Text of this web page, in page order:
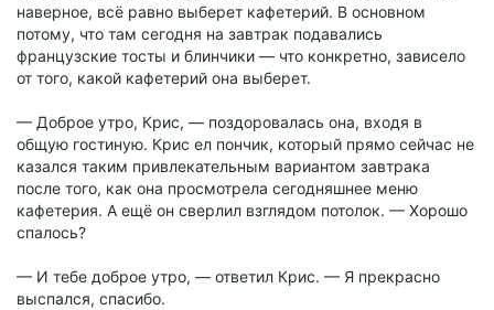
наверное, всё равно выберет кафетерий. В основном
потому, что там сегодня на завтрак подавались
французские тосты и блинчики — что конкретно, зависело
от того, какой кафетерий она выберет.
— Доброе утро, Крис, — поздоровалась она, входя в
общую гостиную. Крис ел пончик, который прямо сейчас не
казался таким привлекательным вариантом завтрака
после того, как она просмотрела сегодняшнее меню
кафетерия. А ещё он сверлил взглядом потолок. — Хорошо
спалось?
— И тебе доброе утро, — ответил Крис. — Я прекрасно
выспался, спасибо.